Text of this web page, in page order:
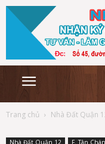
Trang chủ Nhà Đất Quận
Nhà Đất Quận 12 F. Tân